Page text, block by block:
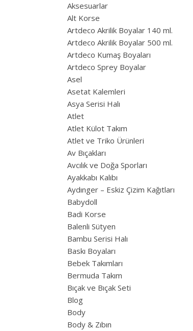
Aksesuarlar
Alt Korse
Artdeco Akrilik Boyalar 140 ml.
Artdeco Akrilik Boyalar 500 ml.
Artdeco Kumaş Boyaları
Artdeco Sprey Boyalar
Asel
Asetat Kalemleri
Asya Serisi Halı
Atlet
Atlet Külot Takım
Atlet ve Triko Ürünleri
Av Bıçakları
Avcılık ve Doğa Sporları
Ayakkabı Kalıbı
Aydınger – Eskiz Çizim Kağıtları
Babydoll
Badi Korse
Balenli Sütyen
Bambu Serisi Halı
Baskı Boyaları
Bebek Takımları
Bermuda Takım
Bıçak ve Bıçak Seti
Blog
Body
Body & Zıbın